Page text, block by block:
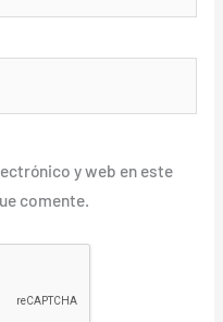
y web en este
comente.